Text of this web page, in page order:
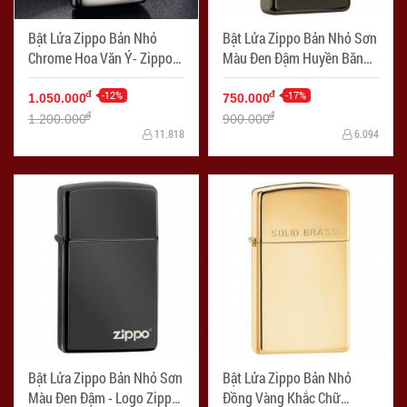
Bật Lửa Zippo Bản Nhỏ
Chrome Hoa Văn Ý- Zippo
Sku 1652 – Zippo Slim
Venetian High Polish
Chrome - Mã SP: ZPC1306
1.050.000đ -12%
1.200.000đ
11.818
Bật Lửa Zippo Bản Nhỏ Sơn
Màu Đen Đậm Huyền Băng-
Logo Zippo SKU 28123 –
Zippo Slim Ebony - Mã SP:
ZPC1279
750.000đ -17%
900.000đ
6.094
Bật Lửa Zippo Bản Nhỏ Sơn
Màu Đen Đậm - Logo Zippo
Bật Lửa Zippo Bản Nhỏ
Đồng Vàng Khắc Chữ